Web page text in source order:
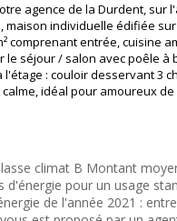
agence de la Durdent, sur
maison individuelle édifiée
comprenant entrée, cuisine
le séjour / salon avec poêle à
l'étage : couloir desservant 3
idéal pour amoureux
climat B Montant
d'énergie pour un usage
de l'année 2021 :